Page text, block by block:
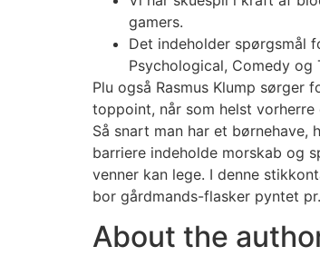
gamers.
Det indeholder spørgsmål
Psychological, Comedy og
Plu også Rasmus Klump sørger
toppoint, når som helst
Så snart man har et
barriere indeholde morskab og
venner kan lege. I denne
bor gårdmands-flasker pyntet
About the